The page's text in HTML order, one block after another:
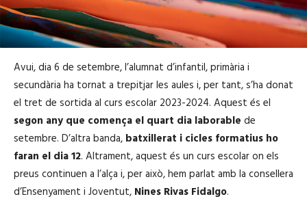
Avui, dia 6 de setembre, l’alumnat d’infantil, primària i
secundària ha tornat a trepitjar les aules i, per tant, s’ha donat
el tret de sortida al curs escolar 2023-2024. Aquest és el
segon any que comença el quart dia laborable de
setembre. D’altra banda, batxillerat i cicles formatius ho
faran el dia 12. Altrament, aquest és un curs escolar on els
preus continuen a l’alça i, per això, hem parlat amb la consellera
d’Ensenyament i Joventut, Nines Rivas Fidalgo.